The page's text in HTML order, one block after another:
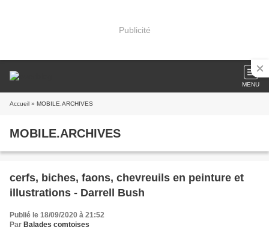
Publicité
MENU
Accueil » MOBILE.ARCHIVES
MOBILE.ARCHIVES
cerfs, biches, faons, chevreuils en peinture et
illustrations - Darrell Bush
Publié le 18/09/2020 à 21:52
Par Balades comtoises